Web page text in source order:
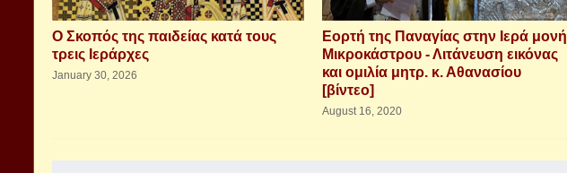
Ο Σκοπός της παιδείας κατά τους
τρεις Ιεράρχες
January 30, 2026
Εορτή της Παναγίας στην Ιερά μονή
Μικροκάστρου - Λιτάνευση εικόνας
και ομιλία μητρ. κ. Αθανασίου
[βίντεο]
August 16, 2020